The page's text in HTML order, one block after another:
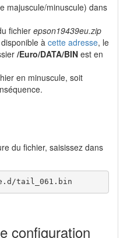
majuscule/minuscule) dans
fichierepson19439eu.zip
à cette adresse, le
/Euro/DATA/BIN est en
en minuscule, soit
du fichier, saisissez dans
tail_061.bin
configuration